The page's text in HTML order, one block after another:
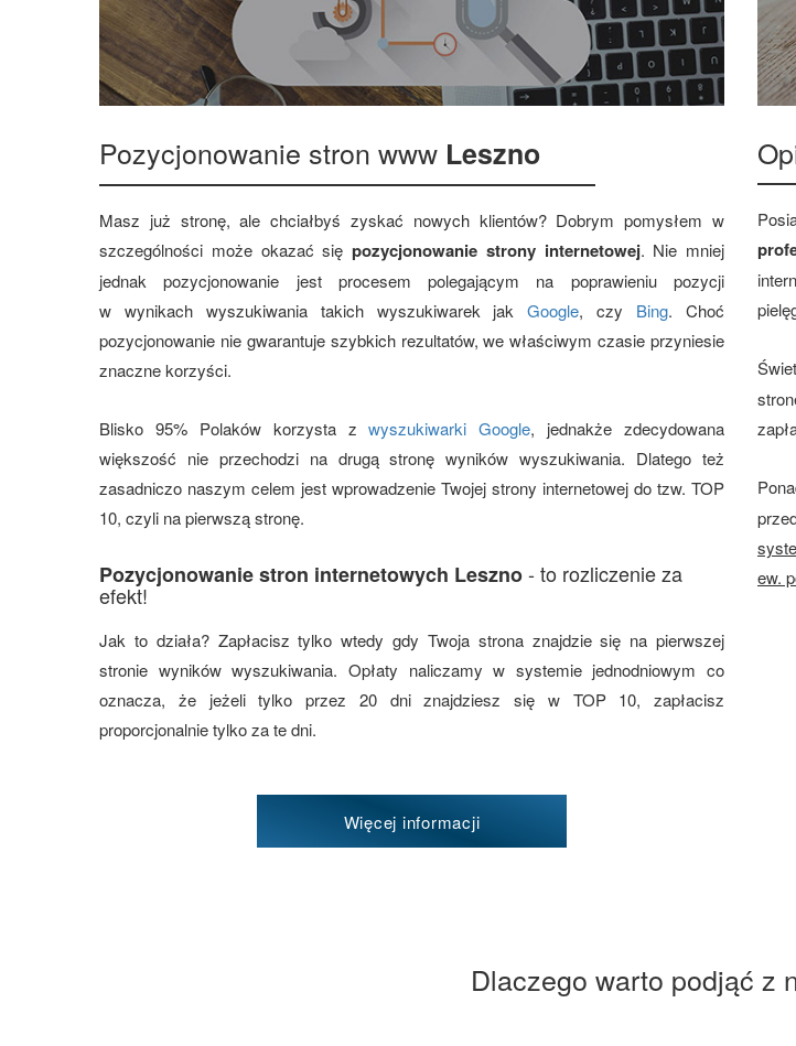
Pozycjonowanie stron www Leszno
Masz już stronę, ale chciałbyś zyskać nowych klientów? Dobrym pomysłem w
szczególności może okazać się pozycjonowanie strony internetowej. Nie mniej
jednak pozycjonowanie jest procesem polegającym na poprawieniu pozycji
w wynikach wyszukiwania takich wyszukiwarek jakGoogle, czy Bing. Choć
pozycjonowanie nie gwarantuje szybkich rezultatów, we właściwym czasie przyniesie
znaczne korzyści.
Blisko 95% Polaków korzysta zwyszukiwarki Google, jednakże zdecydowana
większość nie przechodzi na drugą stronę wyników wyszukiwania. Dlatego też
zasadniczo naszym celem jest wprowadzenie Twojej strony internetowej do tzw. TOP
10, czyli na pierwszą stronę.
Pozycjonowanie stron internetowych Leszno- to rozliczenie za
efekt!
Jak to działa? Zapłacisz tylko wtedy gdy Twoja strona znajdzie się na pierwszej
stronie wyników wyszukiwania. Opłaty naliczamy w systemie jednodniowym co
oznacza, że jeżeli tylko przez 20 dni znajdziesz się w TOP 10, zapłacisz
proporcjonalnie tylko za te dni.
Więcej informacji
ew.
Dlaczego warto podjąć z